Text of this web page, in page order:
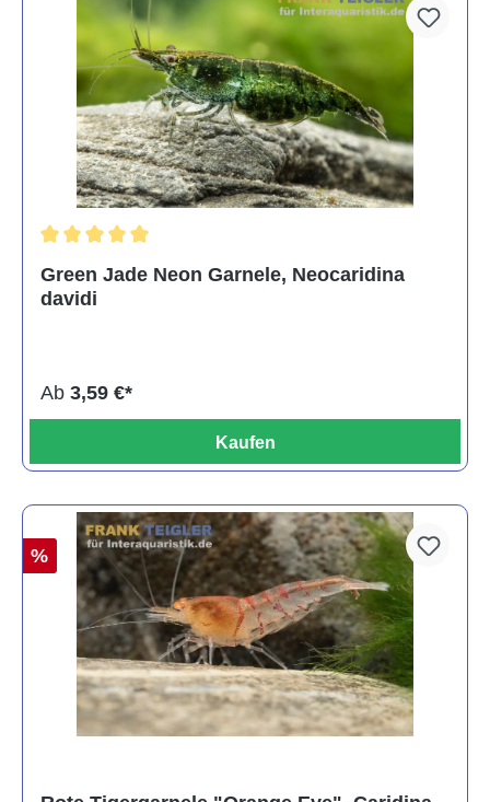
Green Jade Neon Garnele, Neocaridina
davidi
Ab 3,59 €*
Kaufen
%